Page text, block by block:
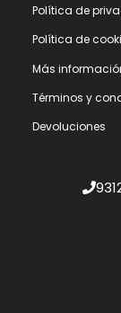
Polí­tica de
Polí­tica de
Más
Términos y
Devoluciones